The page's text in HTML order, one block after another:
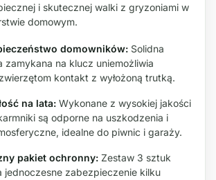
i skutecznej walki z gryzoniami w
domowym.
domowników: Solidna
zamykana na klucz uniemożliwia
kontakt z wyłożoną trutką.
na lata: Wykonane z wysokiej jakości
są odporne na uszkodzenia i
idealne do piwnic i garaży.
pakiet ochronny: Zestaw 3 sztuk
jednoczesne zabezpieczenie kilku